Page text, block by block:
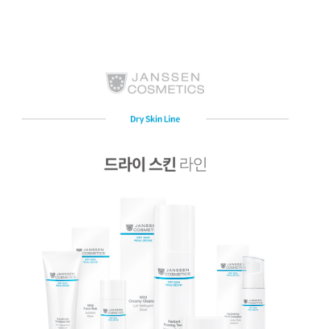
페이코 ID로 페
PAYCO 바로구매